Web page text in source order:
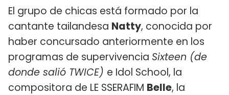
El grupo de chicas está formado por la
cantante tailandesa Natty, conocida por
haber concursado anteriormente en los
programas de supervivencia Sixteen (de
donde salió TWICE) e Idol School, la
compositora de LE SSERAFIM Belle, la